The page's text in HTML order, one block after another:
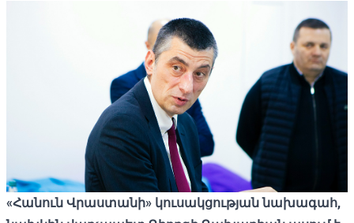
«Հանուն Վրաստանի» կուսակցության նախագահ,